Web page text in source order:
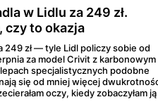
w Lidlu za 249 zł.
czy to okazja
249 zł — tyle Lidl policzy sobie od
za model Crivit z karbonowym
specjalistycznych podobne
się od mniej więcej
oczy, kiedy zobaczyłam